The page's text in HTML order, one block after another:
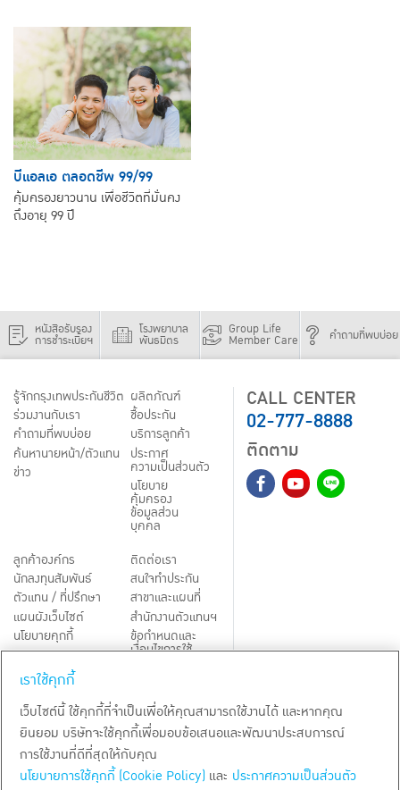
บีแอลเอ ตลอดชีพ 99/99
คุ้มครองยาวนาน เพื่อชีวิตที่มั่นคง
ถึงอายุ 99 ปี
หนังสือรับรอง
การชำระเบี้ยฯ
โรงพยาบาล
พันธมิตร
Group Life
Member Care คำถามที่พบบ่อย
รู้จักกรุงเทพประกันชีวิต
ร่วมงานกับเรา
คำถามที่พบบ่อย
ค้นหานายหน้า/ตัวแทน
ข่าว
ผลิตภัณฑ์
ชื้อประกัน
บริการลูกค้า
ประกาศ
ความเป็นส่วนตัว
นโยบาย
คุ้มครอง
ข้อมูลส่วน
บุคคล
ลูกค้าองค์กร
นักลงทุนสัมพันธ์
ตัวแทน / ที่ปรึกษา
แผนผังเว็บไซต์
นโยบายคุกกี้
Third-Party Notices
ติดต่อเรา
สนใจทำประกัน
สาขาและแผนที่
สำนักงานตัวแทนฯ
ข้อกำหนดและ
เงื่อนไขการใช้
CALL CENTER
02-777-8888
ติดตาม
TH EN
สงวนลิขสิทธิ์ พ.ศ.2569
เราใช้คุกกี้
เว็บไซต์นี้ ใช้คุกกี้ที่จำเป็นเพื่อให้คุณสามารถใช้งานได้ และหากคุณ
ยินยอม บริษัทจะใช้คุกกี้เพื่อมอบข้อเสนอและพัฒนาประสบการณ์
การใช้งานที่ดีที่สุดให้กับคุณ
นโยบายการใช้คุกกี้ (Cookie Policy) และ ประกาศความเป็นส่วนตัว